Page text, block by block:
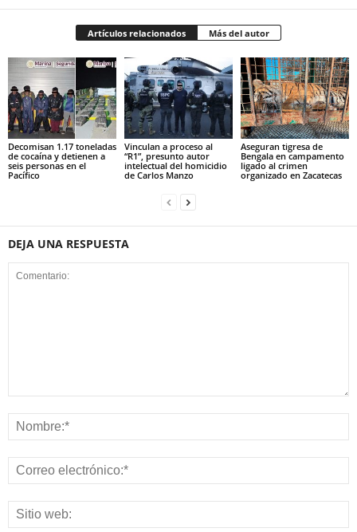
Artículos relacionados Más del autor
Decomisan 1.17 toneladas
de cocaína y detienen a
seis personas en el
Pacífico
Vinculan a proceso al
“R1”, presunto autor
intelectual del homicidio
de Carlos Manzo
Aseguran tigresa de
Bengala en campamento
ligado al crimen
organizado en Zacatecas
DEJA UNA RESPUESTA